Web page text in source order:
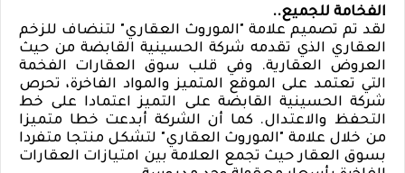
الفخامة للجميع..
لقد تم تصميم علامة "الموروث العقاري" لتنضاف للزخم
العقاري الذي تقدمه شركة الحسينية القابضة من حيث
العروض العقارية. وفي قلب سوق العقارات الفخمة
التي تعتمد على الموقع المتميز والمواد الفاخرة، تحرص
شركة الحسينية القابضة على التميز اعتمادا على خط
التحفظ والاعتدال. كما أن الشركة أبدعت خطا متميزا
من خلال علامة "الموروث العقاري" لتشكل منتجا متفردا
بسوق العقار حيث تجمع العلامة بين امتيازات العقارات